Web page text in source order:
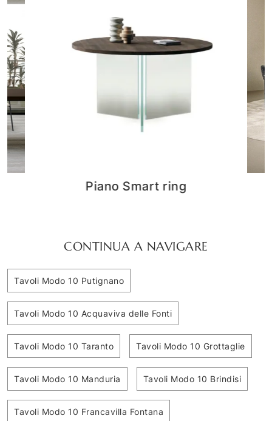
Lymph Nero
CONTINUA A NAVIGARE
Tavoli Modo 10 Putignano
Tavoli Modo 10 Acquaviva delle Fonti
Tavoli Modo 10 Taranto Tavoli Modo 10 Grottaglie
Tavoli Modo 10 Manduria Tavoli Modo 10 Brindisi
Tavoli Modo 10 Francavilla Fontana